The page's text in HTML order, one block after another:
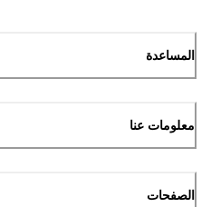
المساعدة
معلومات عنا
الصفحات